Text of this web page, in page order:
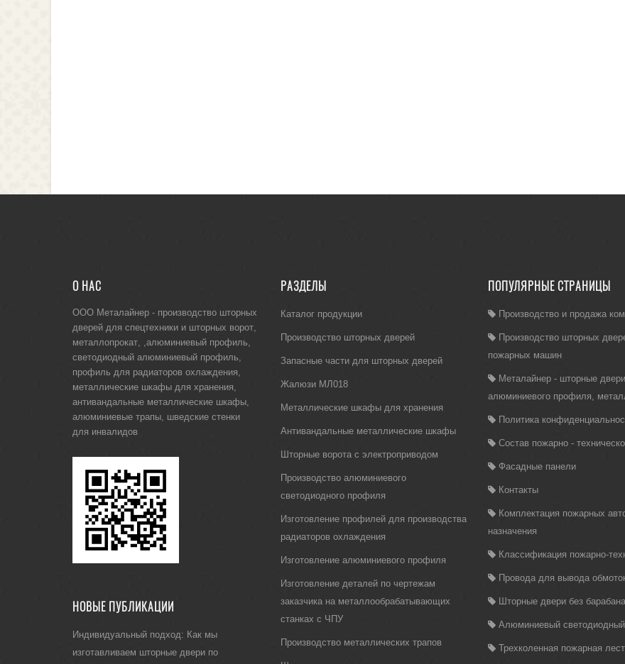
О НАС
ООО Металайнер - производство шторных
дверей для спецтехники и шторных ворот
металлопрокат
алюминиевый профиль
светодиодный алюминиевый профиль
профиль для радиаторов охлаждения
металлические шкафы для хранения
антивандальные металлические шкафы
алюминиевые трапы шведские стенки
для инвалидов
НОВЫЕ ПУБЛИКАЦИИ
Индивидуальный подход: Как мы
изготавливаем шторные двери по
РАЗДЕЛЫ
Каталог продукции
Производство шторных дверей
Запасные части для шторных дверей
Жалюзи МЛ018
Металлические шкафы для хранения
Антивандальные металлические шкафы
Шторные ворота с электроприводом
Производство алюминиевого
светодиодного профиля
Изготовление профилей для производства
радиаторов охлаждения
Изготовление алюминиевого профиля
Изготовление деталей по чертежам
заказчика на металлообрабатывающих
станках с ЧПУ
Производство металлических трапов
ПОПУЛЯРНЫЕ СТРАНИЦЫ
Производство и продажа
Производство шторных
пожарных машин
Металайнер - шторные
алюминиевого профиля,
Политика
Состав пожарно -
Фасадные панели
Контакты
Комплектация пожарных
назначения
Классификация пожарно-
Провода для вывода
Шторные двери без барабана
Алюминиевый
Трехколенная пожарная